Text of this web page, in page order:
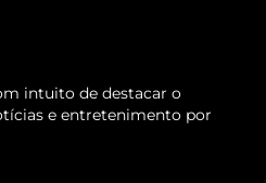
intuito de destacar o
e entretenimento por